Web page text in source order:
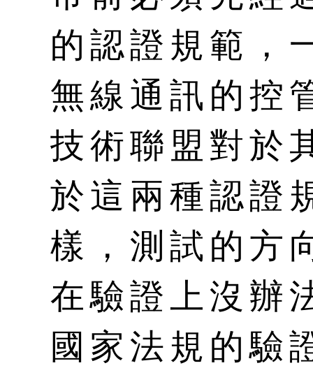
的認證規範，
無線通訊的控
技術聯盟對於
於這兩種認證
樣，測試的方
在驗證上沒辦
國家法規的驗